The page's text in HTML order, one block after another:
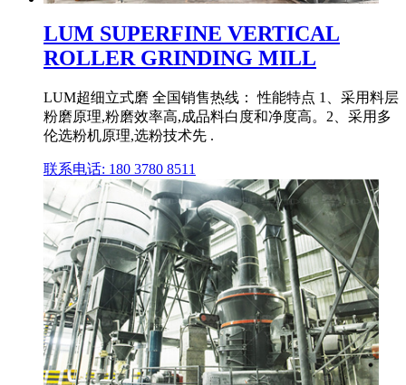
LUM SUPERFINE VERTICAL
ROLLER GRINDING MILL
LUM超细立式磨 全国销售热线： 性能特点 1、采用料层
粉磨原理,粉磨效率高,成品料白度和净度高。2、采用多
伦选粉机原理,选粉技术先 .
联系电话: 180 3780 8511